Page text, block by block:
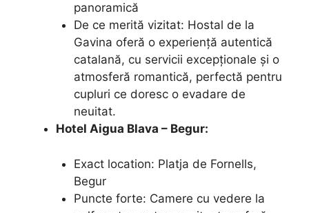
panoramică
De ce merită vizitat: Hostal de la
Gavina oferă o experiență autentică
catalană, cu servicii excepționale și o
atmosferă romantică, perfectă pentru
cupluri ce doresc o evadare de
neuitat.
Hotel Aigua Blava – Begur:
Exact location: Platja de Fornells,
Begur
Puncte forte: Camere cu vedere la